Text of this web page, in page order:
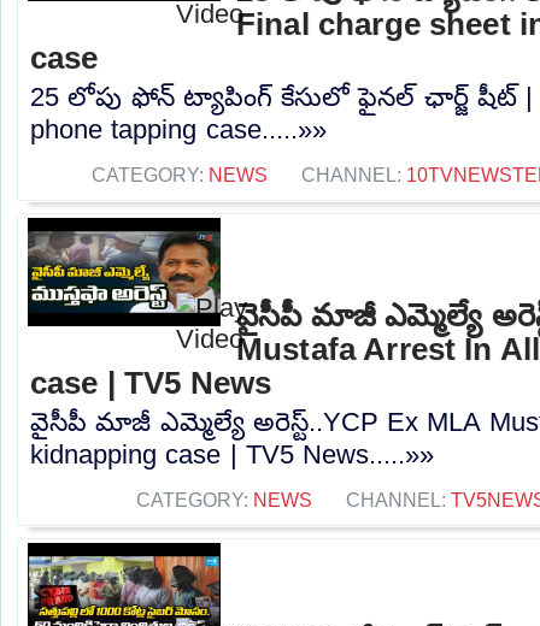
Final charge sheet
case
25 లోపు ఫోన్ ట్యాపింగ్ కేసులో ఫైనల్ ఛార్జ్ షీట్ |
phone tapping case.....»»
CATEGORY: NEWS CHANNEL:
వైసీపీ మాజీ ఎమ్మెల్యే
Mustafa Arrest In
case | TV5 News
వైసీపీ మాజీ ఎమ్మెల్యే అరెస్ట్..YCP Ex MLA
kidnapping case | TV5 News.....»»
CATEGORY: NEWS CHANNEL: